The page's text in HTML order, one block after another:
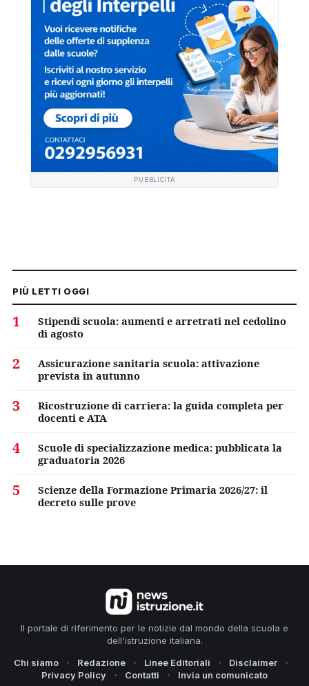
PUBBLICITÀ
PIÙ LETTI OGGI
1
Stipendi scuola: aumenti e arretrati nel cedolino
di agosto
2
Assicurazione sanitaria scuola: attivazione
prevista in autunno
3
Ricostruzione di carriera: la guida completa per
docenti e ATA
4
Scuole di specializzazione medica: pubblicata la
graduatoria 2026
5
Scienze della Formazione Primaria 2026/27: il
decreto sulle prove
Il portale di riferimento per le notizie dal mondo della scuola e
dell'istruzione italiana.
Chi siamo
Redazione Linee Editoriali
Disclaimer
Privacy Policy
Contatti Invia un comunicato